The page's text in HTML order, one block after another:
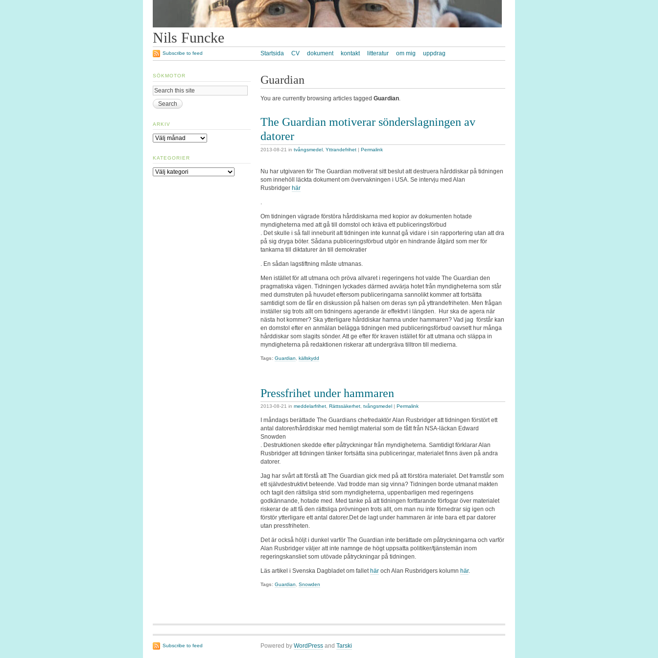
Nils Funcke
Startsida CV dokument kontakt litteratur om mig uppdrag
Subscribe to feed
Guardian
You are currently browsing articles tagged Guardian.
The Guardian motiverar sönderslagningen av
datorer
2013-08-21 in tvångsmedel Yttrandefrihet | Permalink
Nu har utgivaren för The Guardian motiverat sitt beslut att destruera hårddiskar på tidningen
som innehöll läckta dokument om övervakningen i USA. Se intervju med Alan
Rusbridger här
.
Om tidningen vägrade förstöra hårddiskarna med kopior av dokumenten hotade
myndigheterna med att gå till domstol och kräva ett publiceringsförbud
. Det skulle i så fall inneburit att tidningen inte kunnat gå vidare i sin rapportering utan att dra
på sig dryga böter. Sådana publiceringsförbud utgör en hindrande åtgärd som mer för
tankarna till diktaturer än till demokratier
. En sådan lagstiftning måste utmanas.
Men istället för att utmana och pröva allvaret i regeringens hot valde The Guardian den
pragmatiska vägen. Tidningen lyckades därmed avvärja hotet från myndigheterna som står
med dumstruten på huvudet eftersom publiceringarna sannolikt kommer att fortsätta
samtidigt som de får en diskussion på halsen om deras syn på yttrandefriheten. Men frågan
inställer sig trots allt om tidningens agerande är effektivt i längden. Hur ska de agera när
nästa hot kommer? Ska ytterligare hårddiskar hamna under hammaren? Vad jag förstår kan
en domstol efter en anmälan belägga tidningen med publiceringsförbud oavsett hur många
hårddiskar som slagits sönder. Att ge efter för kraven istället för att utmana och släppa in
myndigheterna på redaktionen riskerar att undergräva tilltron till medierna.
Tags: Guardian, källskydd
Pressfrihet under hammaren
2013-08-21 in meddelarfrihet, Rättssäkerhet, tvångsmedel Permalink
I måndags berättade The Guardians chefredaktör Alan Rusbridger att tidningen förstört ett
antal datorer/hårddiskar med hemligt material som de fått från NSA-läckan Edward
Snowden
. Destruktionen skedde efter påtryckningar från myndigheterna. Samtidigt förklarar Alan
Rusbridger att tidningen tänker fortsätta sina publiceringar, materialet finns även på andra
datorer.
Jag har svårt att förstå att The Guardian gick med på att förstöra materialet. Det framstår som
ett självdestruktivt beteende. Vad trodde man sig vinna? Tidningen borde utmanat makten
och tagit den rättsliga strid som myndigheterna, uppenbarligen med regeringens
godkännande, hotade med. Med tanke på att tidningen fortfarande förfogar över materialet
riskerar de att få den rättsliga prövningen trots allt, om man nu inte förnedrar sig igen och
förstör ytterligare ett antal datorer.Det de lagt under hammaren är inte bara ett par datorer
utan pressfriheten.
Det är också höljt i dunkel varför The Guardian inte berättade om påtryckningarna och varför
Alan Rusbridger väljer att inte namnge de högt uppsatta politiker/tjänstemän inom
regeringskansliet som utövade påtryckningar på tidningen.
Läs artikel i Svenska Dagbladet om fallet här och Alan Rusbridgers kolumn här.
Tags: Guardian, Snowden
SÖKMOTOR
ARKIV
Arkiv
KATEGORIER
Kategorier
Subscribe to feed Powered by WordPress and Tarski